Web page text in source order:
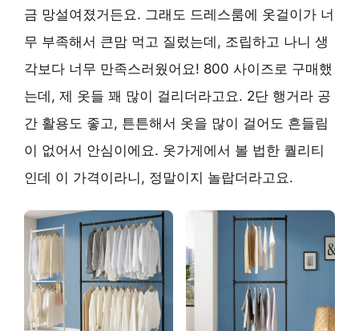
금 망설여졌거든요. 그래도 드레스룸에 옷걸이가 너
무 부족해서 큰맘 먹고 질렀는데, 조립하고 나니 생
각보다 너무 만족스러웠어요! 800 사이즈로 구매했
는데, 제 옷들 꽤 많이 걸리더라고요. 2단 행거라 공
간 활용도 좋고, 튼튼해서 옷을 많이 걸어도 흔들림
이 없어서 안심이에요. 옷가게에서 볼 법한 퀄리티
인데 이 가격이라니, 정말이지 놀랍더라고요.